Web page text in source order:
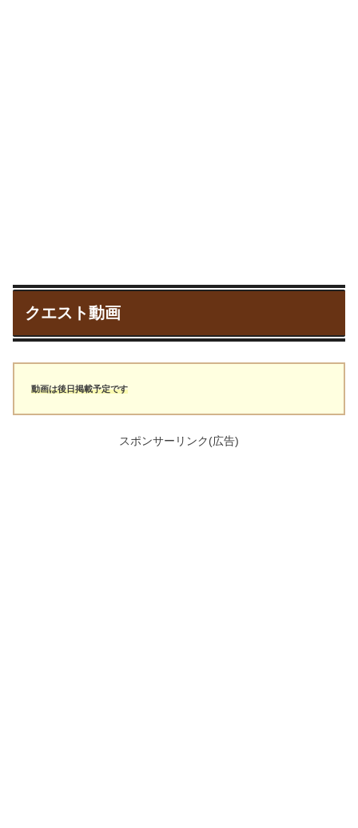
クエスト動画
動画は後日掲載予定です
スポンサーリンク(広告)